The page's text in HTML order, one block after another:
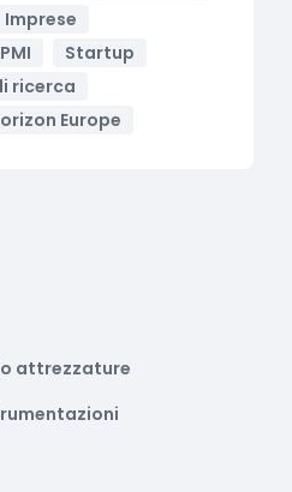
Imprese
PMI
Startup
ricerca
Europe
attrezzature